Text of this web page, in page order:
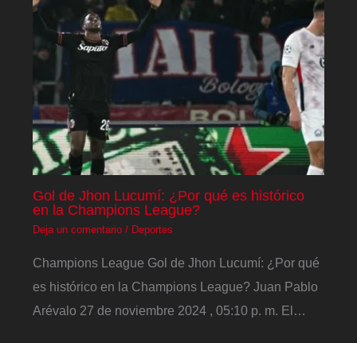
Gol de Jhon Lucumí: ¿Por qué es histórico
en la Champions League?
Deja un comentario / Deportes
Champions League Gol de Jhon Lucumí: ¿Por qué
es histórico en la Champions League? Juan Pablo
Arévalo 27 de noviembre 2024 , 05:10 p. m. El…